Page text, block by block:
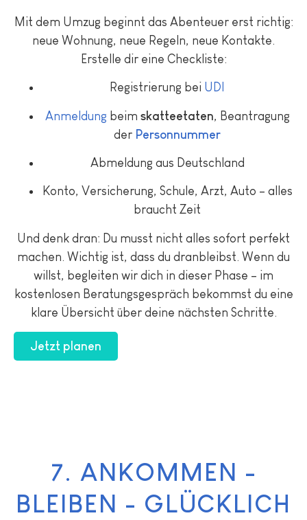
Mit dem Umzug beginnt das Abenteuer erst richtig:
neue Wohnung, neue Regeln, neue Kontakte.
Erstelle dir eine Checkliste:
Registrierung bei UDI
Anmeldung beim skatteetaten, Beantragung
der Personnummer
Abmeldung aus Deutschland
Konto, Versicherung, Schule, Arzt, Auto – alles
braucht Zeit
Und denk dran: Du musst nicht alles sofort perfekt
machen. Wichtig ist, dass du dranbleibst. Wenn du
willst, begleiten wir dich in dieser Phase – im
kostenlosen Beratungsgespräch bekommst du eine
klare Übersicht über deine nächsten Schritte.
Jetzt planen
7. ANKOMMEN -
BLEIBEN - GLÜCKLICH